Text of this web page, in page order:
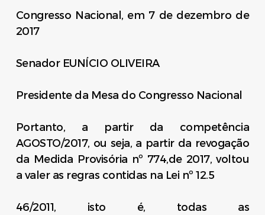
Congresso Nacional, em 7 de dezembro de
2017
Senador EUNÍCIO OLIVEIRA
Presidente da Mesa do Congresso Nacional
Portanto, a partir da competência
AGOSTO/2017, ou seja, a partir da revogação
da Medida Provisória nº 774,de 2017, voltou
a valer as regras contidas na Lei nº 12.5
46/2011, isto é, todas as